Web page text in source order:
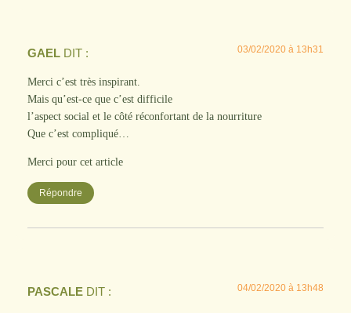
GAEL DIT : 03/02/2020 à 13h31
Merci c’est très inspirant.
Mais qu’est-ce que c’est difficile
l’aspect social et le côté réconfortant de la nourriture
Que c’est compliqué…
Merci pour cet article
Répondre
PASCALE DIT : 04/02/2020 à 13h48